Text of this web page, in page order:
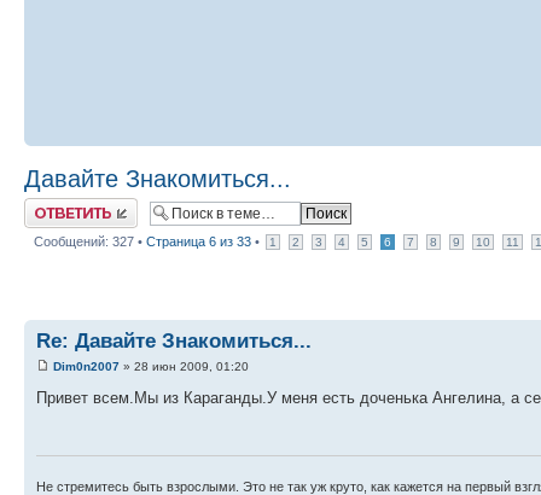
Давайте Знакомиться...
Ответить
Сообщений: 327 • Страница 6 из 33 • 1 2 3 4 5 6 7 8 9 10 11
Re: Давайте Знакомиться...
Dim0n2007 » 28 июн 2009, 01:20
Привет всем.Мы из Караганды.У меня есть доченька Ангелина, а
Не стремитесь быть взрослыми. Это не так уж круто, как кажется на первый